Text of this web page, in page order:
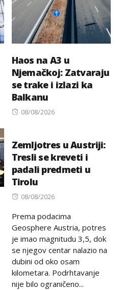
Haos na A3 u
Njemačkoj: Zatvaraju
se trake i izlazi ka
Balkanu
Posted
08/08/2026
Zemljotres u Austriji:
Tresli se kreveti i
padali predmeti u
Tirolu
Posted
08/08/2026
Prema podacima
Geosphere Austria, potres
je imao magnitudu 3,5, dok
se njegov centar nalazio na
dubini od oko osam
kilometara. Podrhtavanje
nije bilo ograničeno...